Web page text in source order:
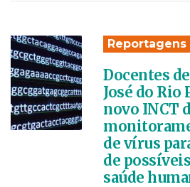
Reportagens
Docentes
José do
novo INCT
de vírus
de
saúde